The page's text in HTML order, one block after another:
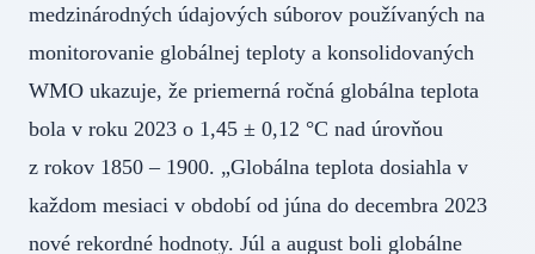
medzinárodných údajových súborov používaných na
monitorovanie globálnej teploty a konsolidovaných
WMO ukazuje, že priemerná ročná globálna teplota
bola v roku 2023 o 1,45 ± 0,12 °C nad úrovňou
z rokov 1850 – 1900. „Globálna teplota dosiahla v
každom mesiaci v období od júna do decembra 2023
nové rekordné hodnoty. Júl a august boli globálne